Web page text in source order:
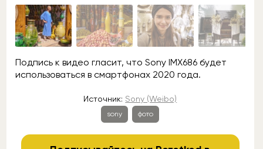
Подпись к видео гласит, что Sony IMX686 будет
использоваться в смартфонах 2020 года.
Источник: Sony (Weibo)
sony фото